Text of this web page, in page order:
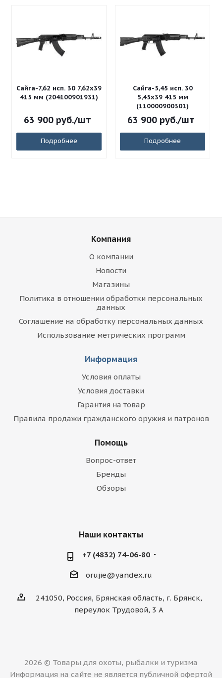
Сайга-7,62 исп. 30 7,62x39
415 мм (204100901931)
63 900руб./шт
Подробнее
Сайга-5,45 исп. 30
5,45x39 415 мм
(110000900301)
63 900руб./шт
Подробнее
Компания
О компании
Новости
Магазины
Политика в отношении обработки персональных
данных
Соглашение на обработку персональных данных
Использование метрических программ
Информация
Условия оплаты
Условия доставки
Гарантия на товар
Правила продажи гражданского оружия и патронов
Помощь
Вопрос-ответ
Бренды
Обзоры
Наши контакты
+7 (4832) 74-06-80
orujie@yandex.ru
241050, Россия, Брянская область, г. Брянск,
переулок Трудовой, 3 А
2026 © Товары для охоты, рыбалки и туризма
Информация на сайте не является публичной офертой